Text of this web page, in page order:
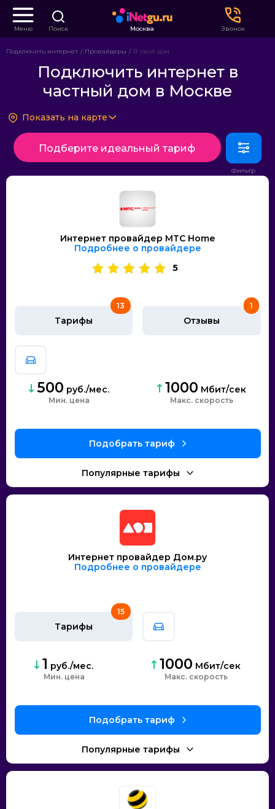
Меню Поиск Москва Звонок
Подключить интернет Провайдеры В свой дом
Подключить интернет в
частный дом в Москве
Показать на карте
Подберите идеальный тариф
Интернет провайдер МТС Home
Подробнее о провайдере
5
Тарифы
13
Отзывы
1
500 руб./мес.
Мин. цена
1000 Мбит/сек
скорость
Интернет провайдер Дом.ру
Подробнее о провайдере
Тарифы
15
1 руб./мес.
Мин. цена
1000 Мбит/сек
скорость